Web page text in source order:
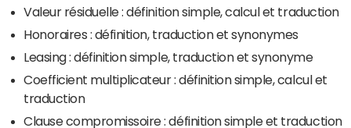
Valeur résiduelle : définition simple, calcul et traduction
Honoraires : définition, traduction et synonymes
Leasing : définition simple, traduction et synonyme
Coefficient multiplicateur : définition simple, calcul et
traduction
Clause compromissoire : définition simple et traduction